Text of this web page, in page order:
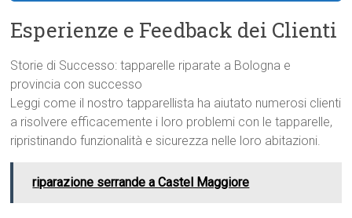
Esperienze e Feedback dei Clienti
Storie di Successo: tapparelle riparate a Bologna e
provincia con successo
Leggi come il nostro tapparellista ha aiutato numerosi clienti
a risolvere efficacemente i loro problemi con le tapparelle,
ripristinando funzionalità e sicurezza nelle loro abitazioni.
riparazione serrande a Castel Maggiore